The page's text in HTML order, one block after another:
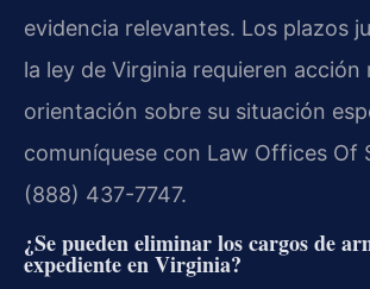
evidencia relevantes. Los plazos
la ley de Virginia requieren acción
orientación sobre su situación
comuníquese con Law Offices Of
(888) 437-7747.
¿Se pueden eliminar los cargos de
expediente en Virginia?